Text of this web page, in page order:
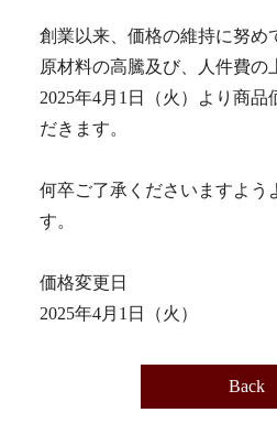
創業以来、価格の維持に努め
原材料の高騰及び、人件費の
2025年4月1日（火）より商品
だきます。
何卒ご了承くださいますよう
す。
価格変更日
2025年4月1日（火）
Back